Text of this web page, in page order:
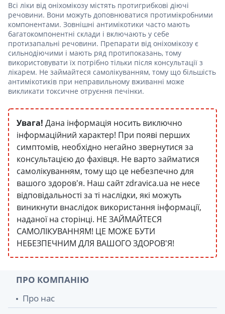
Всі ліки від оніхомікозу містять протигрибкові діючі
речовини. Вони можуть доповнюватися протимікробними
компонентами. Зовнішні антимікотики часто мають
багатокомпонентні склади і включають у себе
протизапальні речовини. Препарати від оніхомікозу є
сильнодіючими і мають ряд протипоказань, тому
використовувати їх потрібно тільки після консультації з
лікарем. Не займайтеся самолікуванням, тому що більшість
антимікотиків при неправильному вживанні може
викликати токсичне отруєння печінки.
Увага! Дана інформація носить виключно
інформаційний характер! При появі перших
симптомів, необхідно негайно звернутися за
консультацією до фахівця. Не варто займатися
самолікуванням, тому що це небезпечно для
вашого здоров'я. Наш сайт zdravica.ua не несе
відповідальності за ті наслідки, які можуть
виникнути внаслідок використання інформації,
наданої на сторінці. НЕ ЗАЙМАЙТЕСЯ
САМОЛІКУВАННЯМ! ЦЕ МОЖЕ БУТИ
НЕБЕЗПЕЧНИМ ДЛЯ ВАШОГО ЗДОРОВ'Я!
ПРО КОМПАНІЮ
Про нас